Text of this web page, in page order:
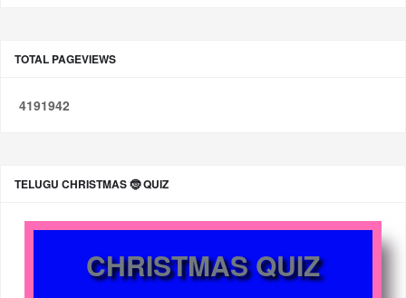
TOTAL PAGEVIEWS
4191942
TELUGU CHRISTMAS 🤶 QUIZ
CHRISTMAS QUIZ